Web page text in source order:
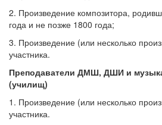
2. Произведение композитора,
года и не позже 1800 года;
3. Произведение (или несколько
участника.
Преподаватели ДМШ, ДШИ и
(училищ)
1. Произведение (или несколько
участника.